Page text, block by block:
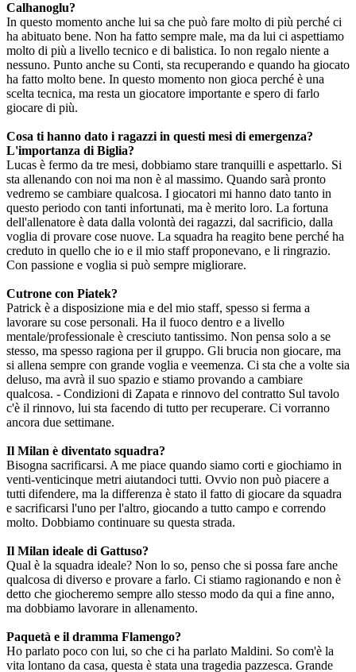
Calhanoglu?
In questo momento anche lui sa che può fare molto di più perché ci
ha abituato bene. Non ha fatto sempre male, ma da lui ci aspettiamo
molto di più a livello tecnico e di balistica. Io non regalo niente a
nessuno. Punto anche su Conti, sta recuperando e quando ha giocato
ha fatto molto bene. In questo momento non gioca perché è una
scelta tecnica, ma resta un giocatore importante e spero di farlo
giocare di più.
Cosa ti hanno dato i ragazzi in questi mesi di emergenza?
L'importanza di Biglia?
Lucas è fermo da tre mesi, dobbiamo stare tranquilli e aspettarlo. Si
sta allenando con noi ma non è al massimo. Quando sarà pronto
vedremo se cambiare qualcosa. I giocatori mi hanno dato tanto in
questo periodo con tanti infortunati, ma è merito loro. La fortuna
dell'allenatore è data dalla volontà dei ragazzi, dal sacrificio, dalla
voglia di provare cose nuove. La squadra ha reagito bene perché ha
creduto in quello che io e il mio staff proponevano, e li ringrazio.
Con passione e voglia si può sempre migliorare.
Cutrone con Piatek?
Patrick è a disposizione mia e del mio staff, spesso si ferma a
lavorare su cose personali. Ha il fuoco dentro e a livello
mentale/professionale è cresciuto tantissimo. Non pensa solo a se
stesso, ma spesso ragiona per il gruppo. Gli brucia non giocare, ma
si allena sempre con grande voglia e veemenza. Ci sta che a volte sia
deluso, ma avrà il suo spazio e stiamo provando a cambiare
qualcosa. - Condizioni di Zapata e rinnovo del contratto Sul tavolo
c'è il rinnovo, lui sta facendo di tutto per recuperare. Ci vorranno
ancora due settimane.
Il Milan è diventato squadra?
Bisogna sacrificarsi. A me piace quando siamo corti e giochiamo in
venti-venticinque metri aiutandoci tutti. Ovvio non può piacere a
tutti difendere, ma la differenza è stato il fatto di giocare da squadra
e sacrificarsi l'uno per l'altro, giocando a tutto campo e correndo
molto. Dobbiamo continuare su questa strada.
Il Milan ideale di Gattuso?
Qual è la squadra ideale? Non lo so, penso che si possa fare anche
qualcosa di diverso e provare a farlo. Ci stiamo ragionando e non è
detto che giocheremo sempre allo stesso modo da qui a fine anno,
ma dobbiamo lavorare in allenamento.
Paquetà e il dramma Flamengo?
Ho parlato poco con lui, so che ci ha parlato Maldini. So com'è la
vita lontano da casa, questa è stata una tragedia pazzesca. Grande